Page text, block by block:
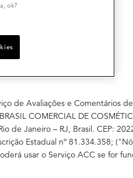
de Avaliações e Comentários de
COMERCIAL DE
de Janeiro – RJ, Brasil. CEP:
Estadual nº 81.334.358; ("
usar o Serviço ACC se for
ok?